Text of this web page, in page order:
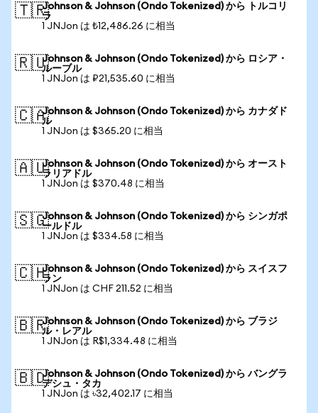
🇹🇷Johnson & Johnson (Ondo Tokenized) から トルコリ
ラ
1 JNJon は ₺12,486.26 に相当
🇷🇺Johnson & Johnson (Ondo Tokenized) から ロシア・
ルーブル
1 JNJon は ₽21,535.60 に相当
🇨🇦Johnson & Johnson (Ondo Tokenized) から カナダド
ル
1 JNJon は $365.20 に相当
🇦🇺Johnson & Johnson (Ondo Tokenized) から オースト
ラリアドル
1 JNJon は $370.48 に相当
🇸🇬Johnson & Johnson (Ondo Tokenized) から シンガポ
ールドル
1 JNJon は $334.58 に相当
🇨🇭Johnson & Johnson (Ondo Tokenized) から スイスフ
ラン
1 JNJon は CHF 211.52 に相当
🇧🇷Johnson & Johnson (Ondo Tokenized) から ブラジ
ル・レアル
1 JNJon は R$1,334.48 に相当
🇧🇩Johnson & Johnson (Ondo Tokenized) から バングラ
デシュ・タカ
1 JNJon は ৳32,402.17 に相当